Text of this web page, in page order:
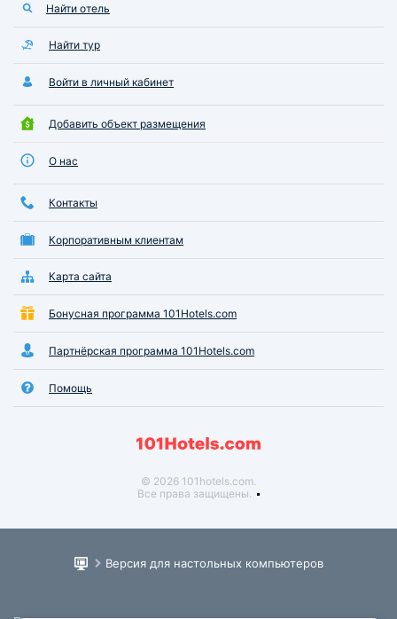
Найти отель
Найти тур
Войти в личный кабинет
Добавить объект размещения
О нас
Контакты
Корпоративным клиентам
Карта сайта
Бонусная программа 101Hotels.com
Партнёрская программа 101Hotels.com
Помощь
© 2026 101hotels.com.
Все права защищены.
Версия для настольных компьютеров